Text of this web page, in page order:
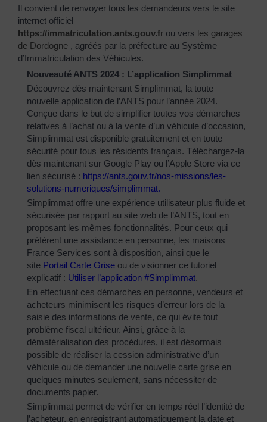
Il convient de renvoyer tous les demandeurs vers le site
internet officiel
https://immatriculation.ants.gouv.fr ou vers les garages
de Dordogne , agréés par la préfecture au Système
d’Immatriculation des Véhicules.
Nouveauté ANTS 2024 : L’application Simplimmat
Découvrez dès maintenant Simplimmat, la toute
nouvelle application de l’ANTS pour l’année 2024.
Conçue dans le but de simplifier toutes vos démarches
relatives à l’achat ou à la vente d’un véhicule d’occasion,
Simplimmat est disponible gratuitement et en toute
sécurité pour tous les résidents français. Téléchargez-la
dès maintenant sur Google Play ou l’Apple Store via ce
lien sécurisé : https://ants.gouv.fr/nos-missions/les-
solutions-numeriques/simplimmat.
Simplimmat offre une expérience utilisateur plus fluide et
sécurisée par rapport au site web de l’ANTS, tout en
proposant les mêmes fonctionnalités. Pour ceux qui
préfèrent une assistance en personne, les maisons
France Services sont à disposition, ainsi que le
site Portail Carte Grise ou de visionner ce tutoriel
explicatif : Utiliser l’application #Simplimmat.
En effectuant ces démarches en personne, vendeurs et
acheteurs minimisent les risques d’erreur lors de la
saisie des informations de vente, ce qui évite tout
problème fiscal ultérieur. Ainsi, grâce à la
dématérialisation des procédures, il est désormais
possible de réaliser la cession administrative d’un
véhicule ou de demander une nouvelle carte grise en
quelques minutes seulement, sans nécessiter de
documents papier.
Simplimmat permet de vérifier en temps réel l’identité de
l’acheteur, en enregistrant automatiquement la date et